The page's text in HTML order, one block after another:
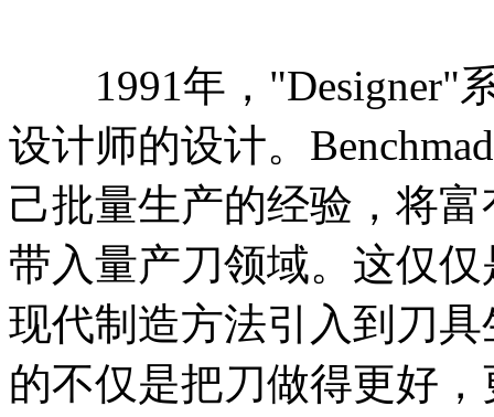
1991年，"Designer"
设计师的设计。
己批量生产的经验，将
带入量产刀领域。这仅仅
现代制造方法引入到刀具
的不仅是把刀做得更好